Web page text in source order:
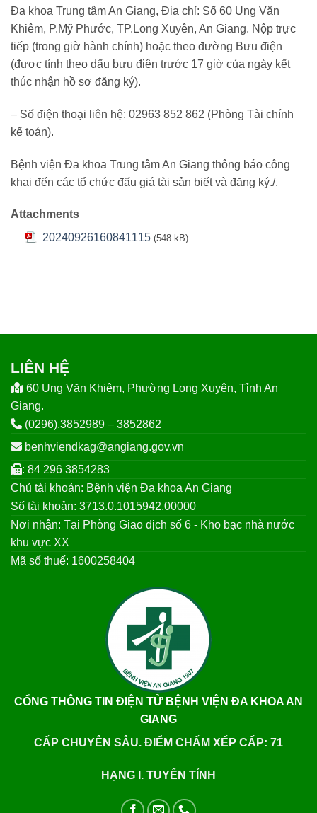
Đa khoa Trung tâm An Giang, Địa chỉ: Số 60 Ung Văn
Khiêm, P.Mỹ Phước, TP.Long Xuyên, An Giang. Nộp trực
tiếp (trong giờ hành chính) hoặc theo đường Bưu điện
(được tính theo dấu bưu điện trước 17 giờ của ngày kết
thúc nhận hồ sơ đăng ký).
– Số điện thoại liên hệ: 02963 852 862 (Phòng Tài chính
kế toán).
Bệnh viện Đa khoa Trung tâm An Giang thông báo công
khai đến các tổ chức đấu giá tài sản biết và đăng ký./.
Attachments
20240926160841115 (548 kB)
LIÊN HỆ
60 Ung Văn Khiêm, Phường Long Xuyên, Tỉnh An
Giang.
(0296).3852989 – 3852862
benhviendkag@angiang.gov.vn
: 84 296 3854283
Chủ tài khoản: Bệnh viện Đa khoa An Giang
Số tài khoản: 3713.0.1015942.00000
Nơi nhận: Tại Phòng Giao dịch số 6 - Kho bạc nhà nước
khu vực XX
Mã số thuế: 1600258404
CỔNG THÔNG TIN ĐIỆN TỬ BỆNH VIỆN ĐA KHOA AN
GIANG
CẤP CHUYÊN SÂU. ĐIỂM CHẤM XẾP CẤP: 71
HẠNG I. TUYẾN TỈNH